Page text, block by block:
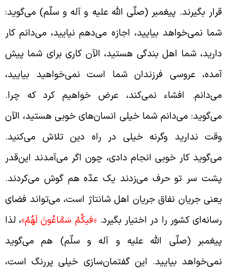
بگیرند. پیغمبر (صلّی الله علیه و آله و سلّم) می‌گوید:
نمی‌خواهد بیایید، اجازه می‌دهم نیایید، می‌دانم کار
شما اهل بندگی هستید، الآن کاری برای شما پیش
عروسی فرزندان شما است نمی‌خواهید بیایید،
‌افشاء نمی‌کند، عرض خواهیم کرد که چرا.
می‌دانم شما خیلی انسان‌های خوبی هستید، الآن
ندارید وگرنه خیلی در راه دین تلاش می‌‌کنید.
کار خوبی انجام دادی، چون اگر می‌آمدند این‌قدر
سر تو حرف می‌زدند یک عدّه هم گوش می‌کردند.
جریان نفاق جریان اهل شانتاژ است، می‌‌تواند فضای
کشور را در اختیار بگیرد.«فيكُمْ سَمَّاعُونَ لَهُمْ»، لذا
(صلّی الله علیه و آله و سلّم) هم می‌گوید
بیایید. این گفتمان‌سازی خیلی پررنگ است،